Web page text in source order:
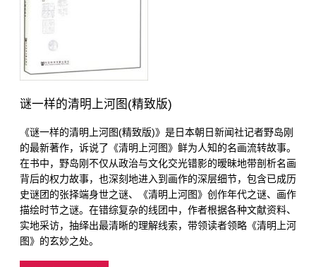
谜一样的清明上河图(精致版)
《谜一样的清明上河图(精致版)》是日本朝日新闻社记者野岛刚
的最新著作，诉说了《清明上河图》鲜为人知的名画流转故事。
在书中，野岛刚不仅从政治与文化交光错影的暧昧地带剖析名画
背后的权力故事，也深刻地进入到画作的深层细节，包含已成历
史谜团的张择端身世之谜、《清明上河图》创作年代之谜、画作
描绘时节之谜。在错综复杂的线团中，作者根据各种文献资料、
实地采访，抽绎出最清晰的理解线索，带领读者领略《清明上河
图》的玄妙之处。